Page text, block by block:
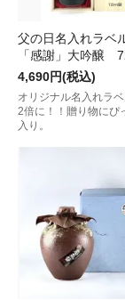
父の日名入れラベ
「感謝」大吟醸
4,690円(税込)
オリジナル名入れラ
2倍に！！贈り物にぴ
入り。